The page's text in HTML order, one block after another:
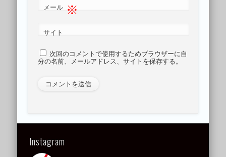
メール ※
サイト
次回のコメントで使用するためブラウザーに自
分の名前、メールアドレス、サイトを保存する。
Instagram